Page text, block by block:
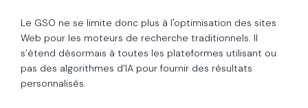
Le GSO ne se limite donc plus à l'optimisation des sites
Web pour les moteurs de recherche traditionnels. Il
s’étend désormais à toutes les plateformes utilisant ou
pas des algorithmes d’IA pour fournir des résultats
personnalisés.